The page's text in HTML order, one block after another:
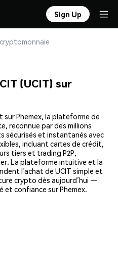
Sign Up
(UCIT) sur
sur Phemex, la plateforme de
reconnue par des millions
sécurisés et instantanés avec
incluant cartes de crédit,
tiers et trading P2P,
La plateforme intuitive et la
l’achat de UCIT simple et
crypto dès aujourd’hui —
confiance sur Phemex.